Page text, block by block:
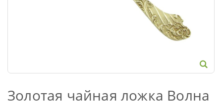
Золотая чайная ложка Волна